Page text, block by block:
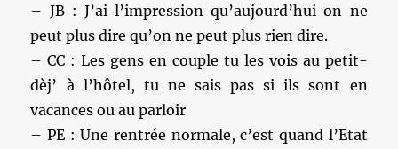
– JB : J’ai l’impression qu’aujourd’hui on ne
peut plus dire qu’on ne peut plus rien dire.
– CC : Les gens en couple tu les vois au petit-
dèj’ à l’hôtel, tu ne sais pas si ils sont en
vacances ou au parloir
– PE : Une rentrée normale, c’est quand l’Etat